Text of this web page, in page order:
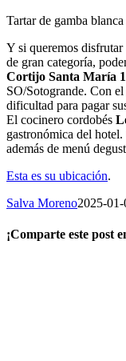
Tartar de gamba
Y si queremos
de gran categoría,
Cortijo Santa María
SO/Sotogrande. Con
dificultad para pagar
El cocinero cordobés
gastronómica del
además de menú
Esta es su ubicación.
Salva Moreno2025-
¡Comparte este post